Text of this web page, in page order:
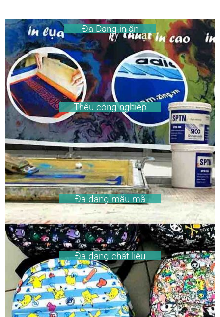
Đa Dạng in ấn
Thêu công nghiệp
Đa dạng mẫu mã
Đa dạng chất liệu